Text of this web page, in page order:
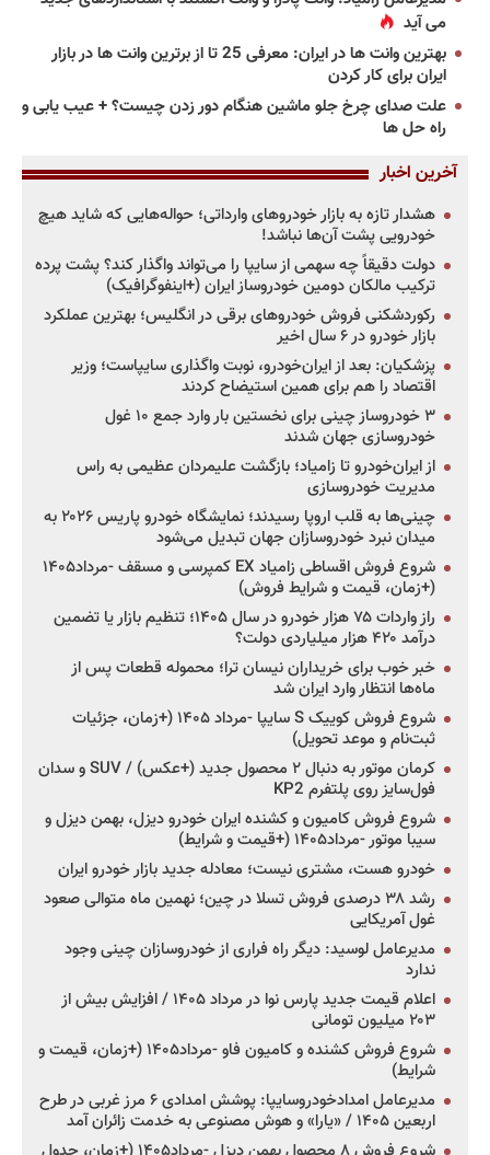
می آید
بهترین وانت ها در ایران: معرفی 25 تا از برترین وانت ها در بازار
ایران برای کار کردن
علت صدای چرخ جلو ماشین هنگام دور زدن چیست؟ + عیب یابی و
راه حل ها
آخرین اخبار
هشدار تازه به بازار خودروهای وارداتی؛ حواله‌هایی که شاید هیچ
خودرویی پشت آن‌ها نباشد!
دولت دقیقاً چه سهمی از سایپا را می‌تواند واگذار کند؟ پشت پرده
ترکیب مالکان دومین خودروساز ایران (+اینفوگرافیک)
رکوردشکنی فروش خودروهای برقی در انگلیس؛ بهترین عملکرد
بازار خودرو در ۶ سال اخیر
پزشکیان: بعد از ایران‌خودرو، نوبت واگذاری سایپاست؛ وزیر
اقتصاد را هم برای همین استیضاح کردند
۳ خودروساز چینی برای نخستین بار وارد جمع ۱۰ غول
خودروسازی جهان شدند
از ایران‌خودرو تا زامیاد؛ بازگشت علیمردان عظیمی به راس
مدیریت خودروسازی
چینی‌ها به قلب اروپا رسیدند؛ نمایشگاه خودرو پاریس ۲۰۲۶ به
میدان نبرد خودروسازان جهان تبدیل می‌شود
شروع فروش اقساطی زامیاد EX کمپرسی و مسقف -مرداد۱۴۰۵
(+زمان، قیمت و شرایط فروش)
راز واردات ۷۵ هزار خودرو در سال ۱۴۰۵؛ تنظیم بازار یا تضمین
درآمد ۴۲۰ هزار میلیاردی دولت؟
خبر خوب برای خریداران نیسان ترا؛ محموله قطعات پس از
ماه‌ها انتظار وارد ایران شد
شروع فروش کوییک S سایپا -مرداد ۱۴۰۵ (+زمان، جزئیات
ثبت‌نام و موعد تحویل)
کرمان موتور به دنبال ۲ محصول جدید (+عکس) / SUV و سدان
فول‌سایز روی پلتفرم KP2
شروع فروش کامیون و کشنده ایران خودرو دیزل، بهمن دیزل و
سیبا موتور -مرداد۱۴۰۵ (+قیمت و شرایط)
خودرو هست، مشتری نیست؛ معادله جدید بازار خودرو ایران
رشد ۳۸ درصدی فروش تسلا در چین؛ نهمین ماه متوالی صعود
غول آمریکایی
مدیرعامل لوسید: دیگر راه فراری از خودروسازان چینی وجود
ندارد
اعلام قیمت جدید پارس نوا در مرداد ۱۴۰۵ / افزایش بیش از
۲۰۳ میلیون تومانی
شروع فروش کشنده و کامیون فاو -مرداد۱۴۰۵ (+زمان، قیمت و
شرایط)
مدیرعامل امدادخودروسایپا: پوشش امدادی ۶ مرز غربی در طرح
اربعین ۱۴۰۵ / «یارا» و هوش مصنوعی به خدمت زائران آمد